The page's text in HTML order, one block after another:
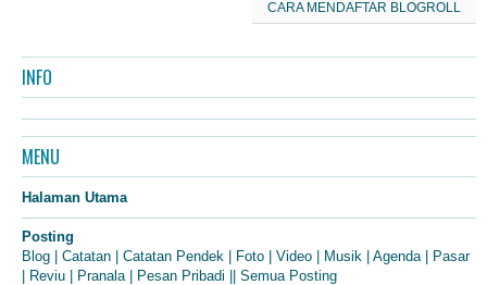
CARA MENDAFTAR BLOGROLL
INFO
MENU
Halaman Utama
Posting
Blog
Catatan Catatan Pendek Foto Video Musik Agenda|
Pasar
Reviu Pranala| Pesan Pribadi Semua Posting